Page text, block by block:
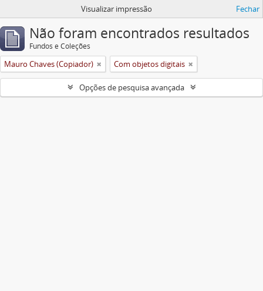
Visualizar impressão Fechar
Não foram encontrados resultados
Fundos e Coleções
Mauro Chaves (Copiador) Com objetos digitais
Opções de pesquisa avançada